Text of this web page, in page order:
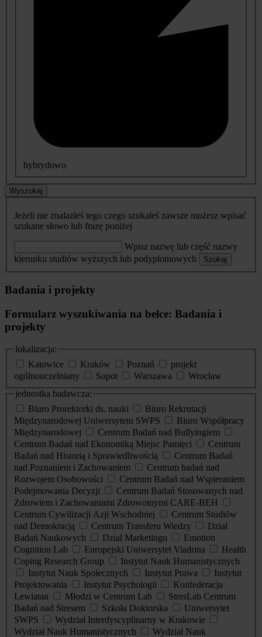
hybrydowo
Wyszukaj
Jeżeli nie znalazłeś tego czego szukałeś zawsze możesz wpisać
szukane słowo lub frazę poniżej
Wpisz nazwę lub część nazwy
kierunku studiów wyższych lub podyplomowych
Szukaj
Badania i projekty
Formularz wyszukiwania na belce: Badania i
projekty
lokalizacja:
Katowice
Kraków Poznań
projekt
ogólnouczelniany
Sopot Warszawa
Wrocław
jednostka badawcza:
Biuro Prorektorki ds. nauki
Biuro Rekrutacji
Międzynarodowej Uniwersytetu SWPS
Biuro Współpracy
Międzynarodowej
Centrum Badań nad Bullyingiem
Centrum Badań nad Ekonomiką Miejsc Pamięci
Centrum
Badań nad Historią i Sprawiedliwością
Centrum Badań
nad Poznaniem i Zachowaniem
Centrum badań nad
Rozwojem Osobowości
Centrum Badań nad Wspieraniem
Podejmowania Decyzji
Centrum Badań Stosowanych nad
Zdrowiem i Zachowaniami Zdrowotnymi CARE-BEH
Centrum Cywilizacji Azji Wschodniej
Centrum Studiów
nad Demokracją
Centrum Transferu Wiedzy
Dział
Badań Naukowych
Dział Marketingu
Emotion
Cognition Lab
Europejski Uniwersytet Viadrina
Health
Coping Research Group
Instytut Nauk Humanistycznych
Instytut Nauk Społecznych
Instytut Prawa
Instytut
Projektowania
Instytut Psychologii
Konfederacja
Lewiatan
Młodzi w Centrum Lab
StresLab Centrum
Badań nad Stresem
Szkoła Doktorska
Uniwersytet
SWPS
Wydział Interdyscyplinarny w Krakowie
Wydział Nauk Humanistycznych
Wydział Nauk